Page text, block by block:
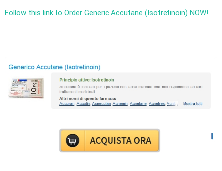
Follow this link to Order Generic Accutane (Isotretinoin) NOW!